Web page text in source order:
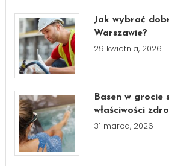
Jak wybrać
Warszawie?
29 kwietnia, 2026
Basen w grocie
właściwości
31 marca, 2026